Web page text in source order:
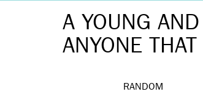
A YOUNG AND
ANYONE THAT
RANDOM